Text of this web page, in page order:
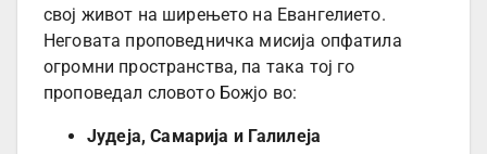
свој живот на ширењето на Евангелието.
Неговата проповедничка мисија опфатила
огромни пространства, па така тој го
проповедал словото Божјо во:
Јудеја, Самарија и Галилеја